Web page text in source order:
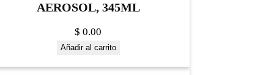
AEROSOL, 345ML
$ 0.00
Añadir al carrito